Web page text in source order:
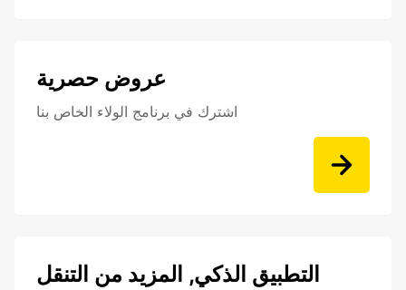
عروض حصرية
اشترك في برنامج الولاء الخاص بنا
التطبيق الذكي, المزيد من التنقل